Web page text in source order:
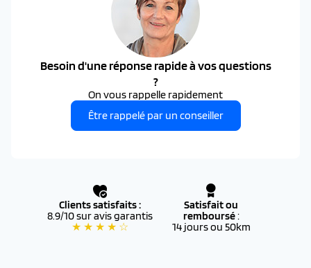
Besoin d'une réponse rapide à vos questions
?
On vous rappelle rapidement
Être rappelé par un conseiller
Clients satisfaits :
8.9/10 sur avis garantis
★ ★ ★ ★ ☆
Satisfait ou
remboursé:
14 jours ou 50km